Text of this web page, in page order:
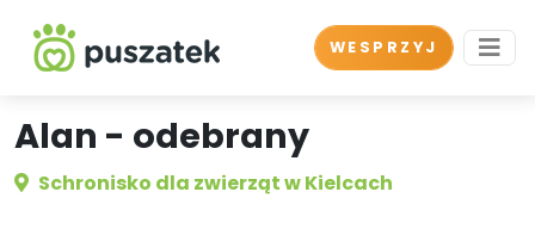
WESPRZYJ
Alan - odebrany
Schronisko dla zwierząt w Kielcach